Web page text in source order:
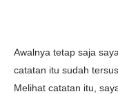
Awalnya tetap saja
catatan itu sudah
Melihat catatan itu,